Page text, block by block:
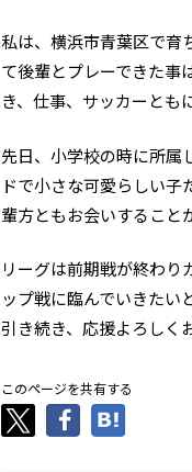
私は、横浜市青葉区で育
て後輩とプレーできた事
き、仕事、サッカーとも
先日、小学校の時に所属
ドで小さな可愛らしい
輩方ともお会いすること
リーグは前期戦が終わ
ップ戦に臨んでいきたい
引き続き、応援よろしく
このページを共有する